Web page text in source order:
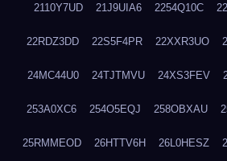
2110Y7UD 21J9UIA6 2254Q10C
22RDZ3DD 22S5F4PR 22XXR3UO
24MC44U0 24TJTMVU 24XS3FEV
253A0XC6 254O5EQJ 258OBXAU
25RMMEOD 26HTTV6H 26L0HESZ